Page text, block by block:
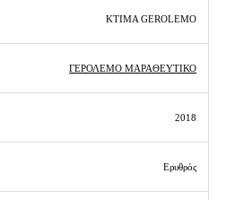
KTIMA GEROLEMO
ΓΕΡΟΛΕΜΟ ΜΑΡΑΘΕΥΤΙΚΟ
2018
Ερυθρός